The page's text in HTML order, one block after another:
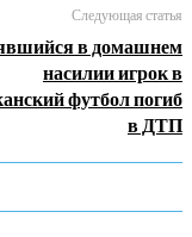
Следующая статья
в домашнем
насилии игрок в
футбол погиб
в ДТП